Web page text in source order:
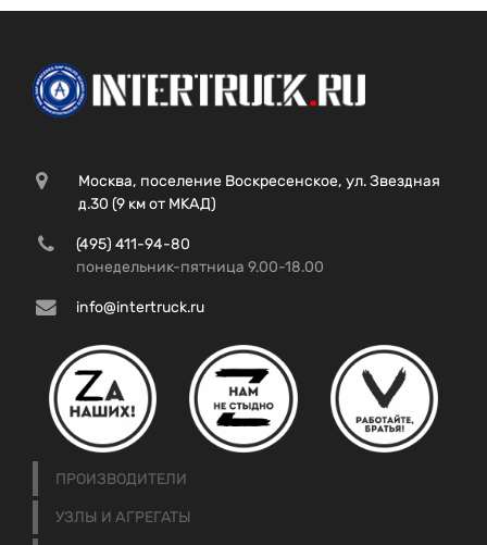
Москва, поселение Воскресенское, ул. Звездная
д.30 (9 км от МКАД)
(495) 411-94-80
понедельник-пятница 9.00-18.00
info@intertruck.ru
ПРОИЗВОДИТЕЛИ
УЗЛЫ И АГРЕГАТЫ